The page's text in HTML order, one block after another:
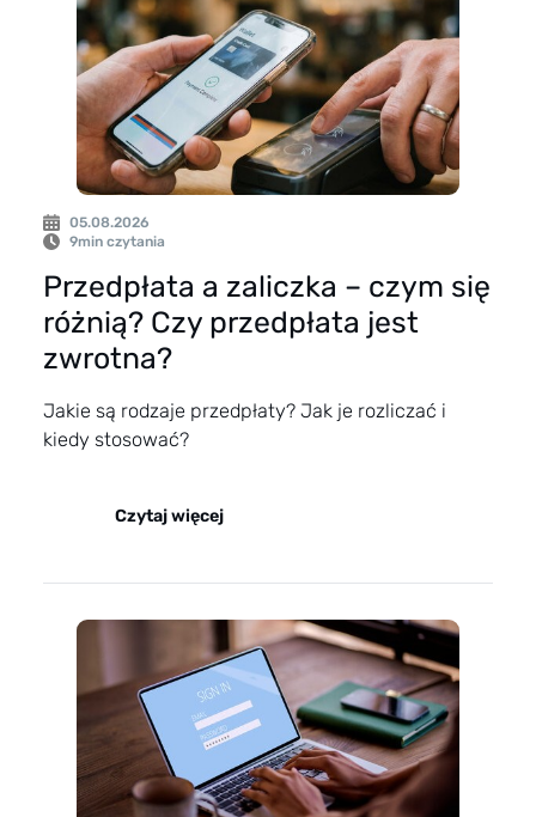
05.08.2026
9min czytania
Przedpłata a zaliczka – czym się
różnią? Czy przedpłata jest
zwrotna?
Jakie są rodzaje przedpłaty? Jak je rozliczać i
kiedy stosować?
Czytaj więcej